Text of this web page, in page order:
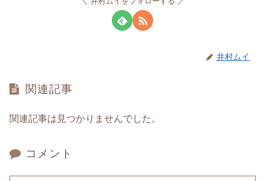
井村ムイ
関連記事
関連記事は見つかりませんでした。
コメント